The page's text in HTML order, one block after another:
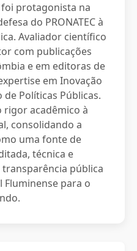
protagonista na
do PRONATEC à
Avaliador científico
com publicações
e em editoras de
em Inovação
de Políticas Públicas.
rigor acadêmico à
consolidando a
uma fonte de
técnica e
pública
para o